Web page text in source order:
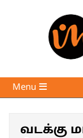
Voice
of
Primary
Navigation
Menu
வடக்கு